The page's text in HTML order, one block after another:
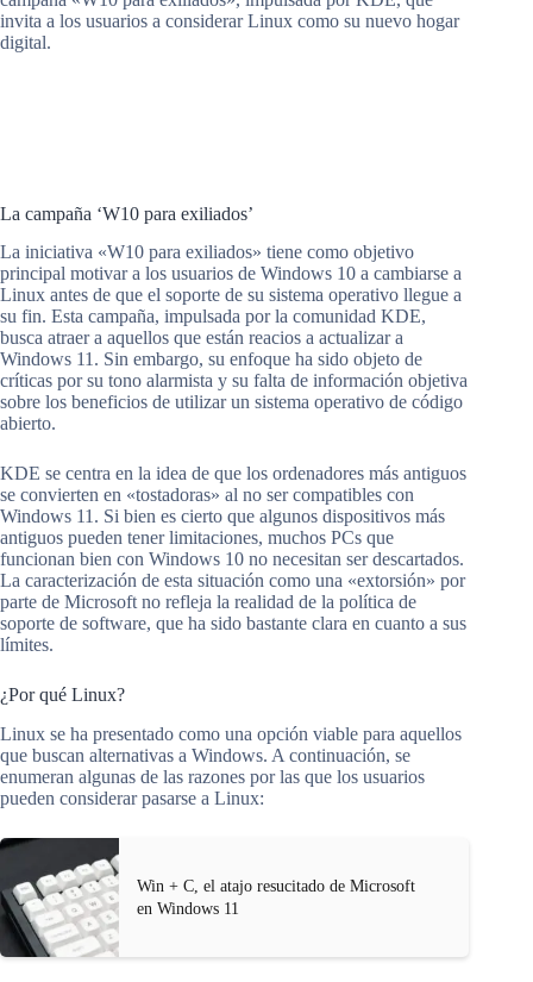
invita a los usuarios a considerar Linux como su nuevo hogar
digital.
La campaña ‘W10 para exiliados’
La iniciativa «W10 para exiliados» tiene como objetivo
principal motivar a los usuarios de Windows 10 a cambiarse a
Linux antes de que el soporte de su sistema operativo llegue a
su fin. Esta campaña, impulsada por la comunidad KDE,
busca atraer a aquellos que están reacios a actualizar a
Windows 11. Sin embargo, su enfoque ha sido objeto de
críticas por su tono alarmista y su falta de información objetiva
sobre los beneficios de utilizar un sistema operativo de código
abierto.
KDE se centra en la idea de que los ordenadores más antiguos
se convierten en «tostadoras» al no ser compatibles con
Windows 11. Si bien es cierto que algunos dispositivos más
antiguos pueden tener limitaciones, muchos PCs que
funcionan bien con Windows 10 no necesitan ser descartados.
La caracterización de esta situación como una «extorsión» por
parte de Microsoft no refleja la realidad de la política de
soporte de software, que ha sido bastante clara en cuanto a sus
límites.
¿Por qué Linux?
Linux se ha presentado como una opción viable para aquellos
que buscan alternativas a Windows. A continuación, se
enumeran algunas de las razones por las que los usuarios
pueden considerar pasarse a Linux:
Win + C, el atajo resucitado de Microsoft
en Windows 11